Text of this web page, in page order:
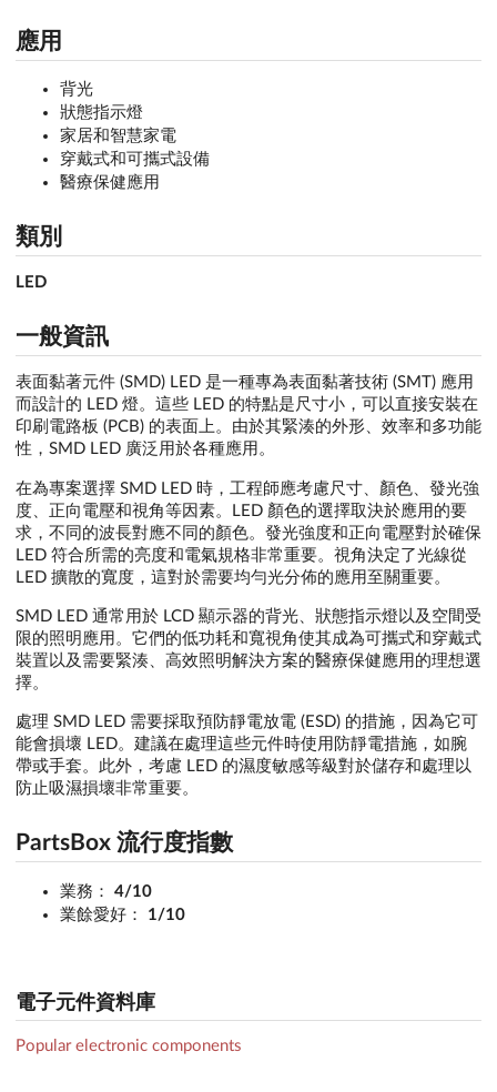
應用
背光
狀態指示燈
家居和智慧家電
穿戴式和可攜式設備
醫療保健應用
類別
LED
一般資訊
表面黏著元件 (SMD) LED 是一種專為表面黏著技術 (SMT) 應用
而設計的 LED 燈。這些 LED 的特點是尺寸小，可以直接安裝在
印刷電路板 (PCB) 的表面上。由於其緊湊的外形、效率和多功能
性，SMD LED 廣泛用於各種應用。
在為專案選擇 SMD LED 時，工程師應考慮尺寸、顏色、發光強
度、正向電壓和視角等因素。LED 顏色的選擇取決於應用的要
求，不同的波長對應不同的顏色。發光強度和正向電壓對於確保
LED 符合所需的亮度和電氣規格非常重要。視角決定了光線從
LED 擴散的寬度，這對於需要均勻光分佈的應用至關重要。
SMD LED 通常用於 LCD 顯示器的背光、狀態指示燈以及空間受
限的照明應用。它們的低功耗和寬視角使其成為可攜式和穿戴式
裝置以及需要緊湊、高效照明解決方案的醫療保健應用的理想選
擇。
處理 SMD LED 需要採取預防靜電放電 (ESD) 的措施，因為它可
能會損壞 LED。建議在處理這些元件時使用防靜電措施，如腕
帶或手套。此外，考慮 LED 的濕度敏感等級對於儲存和處理以
防止吸濕損壞非常重要。
PartsBox 流行度指數
業務：
4/10
業餘愛好：
1/10
電子元件資料庫
Popular electronic components